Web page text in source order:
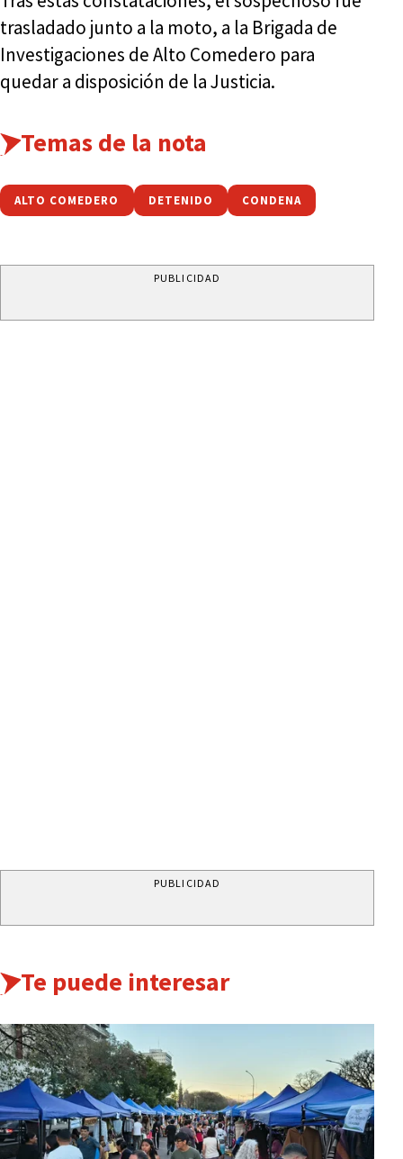
trasladado junto a la moto, a la Brigada de
Investigaciones de Alto Comedero para
quedar a disposición de la Justicia.
Temas de la nota
ALTO COMEDERO DETENIDO CONDENA
PUBLICIDAD
PUBLICIDAD
Te puede interesar